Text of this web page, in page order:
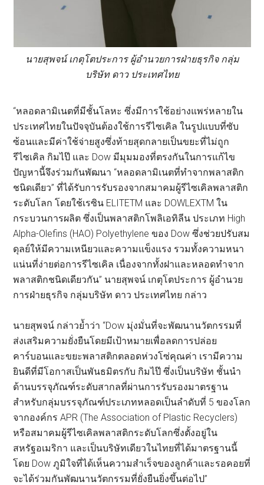
นายสุพจน์ เกตุโตประการ ผู้อำนวยการฝ่ายธุรกิจ กลุ่ม
บริษัท ดาว ประเทศไทย
“หลอดลามิเนตที่มีชั้นโลหะ ซึ่งมีการใช้อย่างแพร่หลายใน
ประเทศไทยในปัจจุบันต้องใช้การรีไซเคิล ในรูปแบบที่ซับ
ซ้อนและมีค่าใช้จ่ายสูงซึ่งท้ายสุดกลายเป็นขยะที่ไม่ถูก
รีไซเคิล กิมไป๊ และ Dow มีมุมมองที่ตรงกันในการแก้ไข
ปัญหานี้จึงร่วมกันพัฒนา “หลอดลามิเนตที่ทำจากพลาสติก
ชนิดเดียว” ที่ได้รับการรับรองจากสมาคมผู้รีไซเคิลพลาสติก
ระดับโลก โดยใช้เรซิน ELITETM และ DOWLEXTM ใน
กระบวนการผลิต ซึ่งเป็นพลาสติกโพลิเอทิลีน ประเภท High
Alpha-Olefins (HAO) Polyethylene ของ Dow ซึ่งช่วยปรับสม
ดุลย์ให้มีความเหนียวและความแข็งแรง รวมทั้งความหนา
แน่นที่ง่ายต่อการรีไซเคิล เนื่องจากทั้งฝาและหลอดทำจาก
พลาสติกชนิดเดียวกัน” นายสุพจน์ เกตุโตประการ ผู้อำนวย
การฝ่ายธุรกิจ กลุ่มบริษัท ดาว ประเทศไทย กล่าว
นายสุพจน์ กล่าวย้ำว่า “Dow มุ่งมั่นที่จะพัฒนานวัตกรรมที่
ส่งเสริมความยั่งยืนโดยมีเป้าหมายเพื่อลดการปล่อย
คาร์บอนและขยะพลาสติกตลอดห่วงโซ่คุณค่า เรามีความ
ยินดีที่มีโอกาสเป็นพันธมิตรกับ กิมไป๊ ซึ่งเป็นบริษัท ชั้นนำ
ด้านบรรจุภัณฑ์ระดับสากลที่ผ่านการรับรองมาตรฐาน
สำหรับกลุ่มบรรจุภัณฑ์ประเภทหลอดเป็นลำดับที่ 5 ของโลก
จากองค์กร APR (The Association of Plastic Recyclers)
หรือสมาคมผู้รีไซเคิลพลาสติกระดับโลกซึ่งตั้งอยู่ใน
สหรัฐอเมริกา และเป็นบริษัทเดียวในไทยที่ได้มาตรฐานนี้
โดย Dow ภูมิใจที่ได้เห็นความสำเร็จของลูกค้าและรอคอยที่
จะได้ร่วมกันพัฒนานวัตกรรมที่ยั่งยืนยิ่งขึ้นต่อไป”